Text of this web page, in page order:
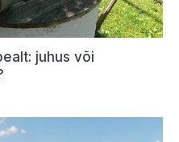
juhus või